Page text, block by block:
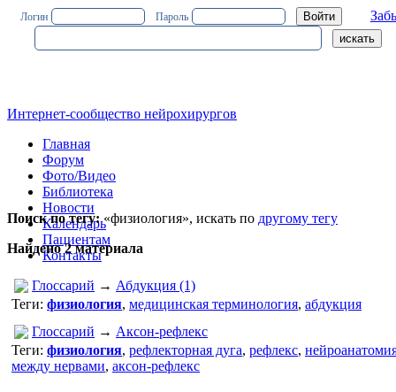
Логин Пароль
Интернет-сообщество нейрохирургов
Главная
Форум
Фото/Видео
Библиотека
Новости
Календарь
Пациентам
Контакты
Поиск по тегу:«физиология», искать по другому тегу
Найдено 2 материала
Глоссарий → Абдукция (1)
Теги: физиология, медицинская терминология, абдукция
Глоссарий → Аксон-рефлекс
Теги: физиология, рефлекторная дуга, рефлекс,
между нервами, аксон-рефлекс